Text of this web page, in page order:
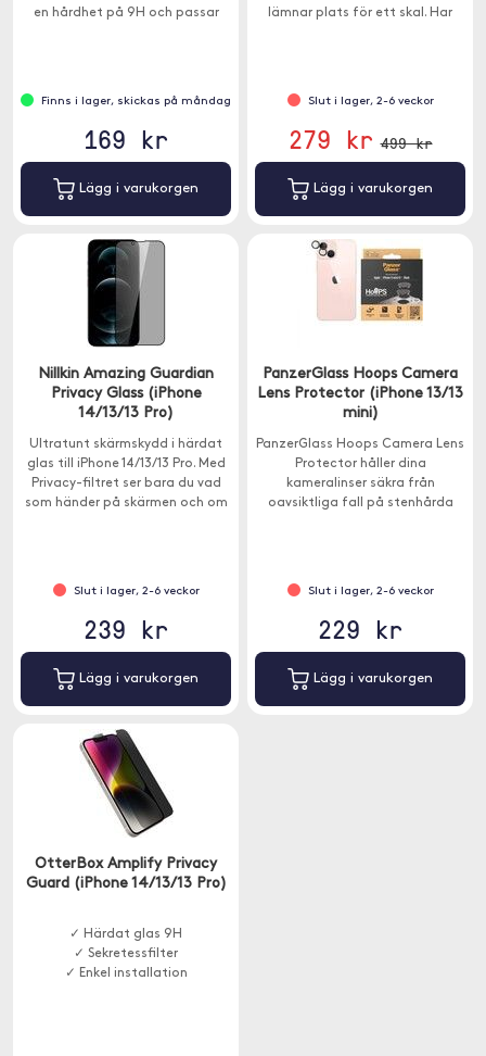
en hårdhet på 9H och passar
Finns i lager, skickas på måndag
169 kr
Lägg i varukorgen
lämnar plats för ett skal. Har
Slut i lager, 2-6 veckor
279 kr 499 kr
Lägg i varukorgen
Nillkin Amazing Guardian
Privacy Glass (iPhone
14/13/13 Pro)
Ultratunt skärmskydd i härdat
glas till iPhone 14/13/13 Pro. Med
Privacy-filtret ser bara du vad
som händer på skärmen och om
Slut i lager, 2-6 veckor
239 kr
Lägg i varukorgen
PanzerGlass Hoops Camera
Lens Protector (iPhone 13/13
mini)
PanzerGlass Hoops Camera Lens
Protector håller dina
kameralinser säkra från
oavsiktliga fall på stenhårda
Slut i lager, 2-6 veckor
229 kr
Lägg i varukorgen
OtterBox Amplify Privacy
Guard (iPhone 14/13/13 Pro)
✓ Härdat glas 9H
✓ Sekretessfilter
✓ Enkel installation